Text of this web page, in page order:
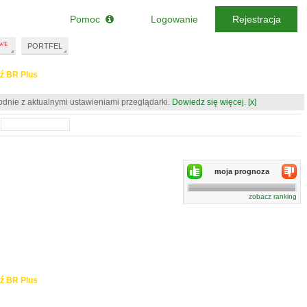
BR Plus
z aktualnymi ustawieniami przeglądarki. Dowiedz się więcej. [x]
moja prognoza
zobacz ranking
BR Plus
PORTFEL
Pomoc Logowanie Rejestracja